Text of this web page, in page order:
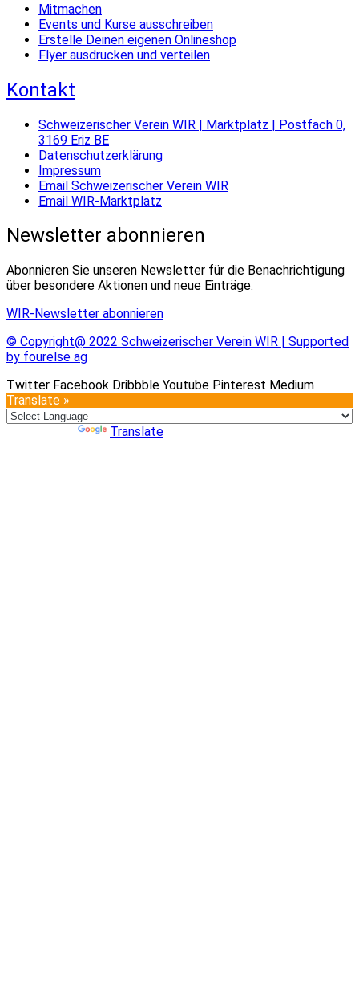
Mitmachen
Events und Kurse ausschreiben
Erstelle Deinen eigenen Onlineshop
Flyer ausdrucken und verteilen
Kontakt
Schweizerischer Verein WIR | Marktplatz | Postfach 0,
3169 Eriz BE
Datenschutzerklärung
Impressum
Email Schweizerischer Verein WIR
Email WIR-Marktplatz
Newsletter abonnieren
Abonnieren Sie unseren Newsletter für die Benachrichtigung
über besondere Aktionen und neue Einträge.
WIR-Newsletter abonnieren
© Copyright@ 2022 Schweizerischer Verein WIR | Supported
by fourelse ag
Twitter Facebook Dribbble Youtube Pinterest Medium
Translate »
Translate